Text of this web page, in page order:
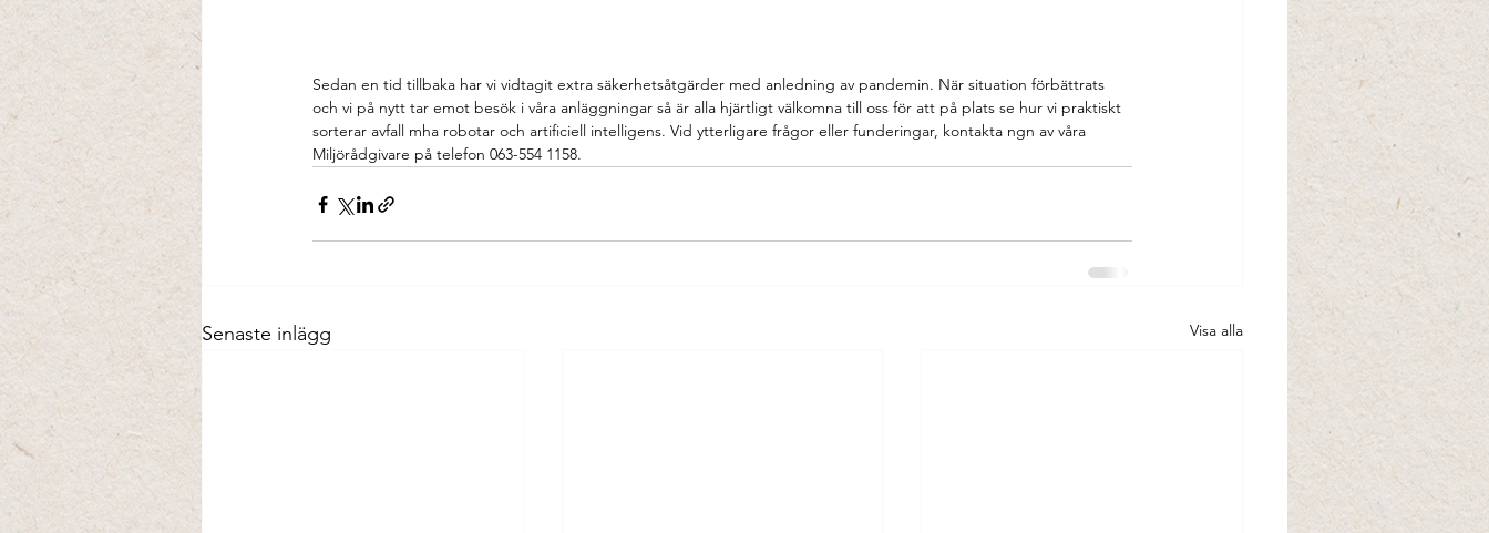
Sedan en tid tillbaka har vi vidtagit extra säkerhetsåtgärder med anledning av pandemin. När situation förbättrats
och vi på nytt tar emot besök i våra anläggningar så är alla hjärtligt välkomna till oss för att på plats se hur vi praktiskt
sorterar avfall mha robotar och artificiell intelligens. Vid ytterligare frågor eller funderingar, kontakta ngn av våra
Miljörådgivare på telefon 063-554 1158.
Senaste inlägg Visa alla